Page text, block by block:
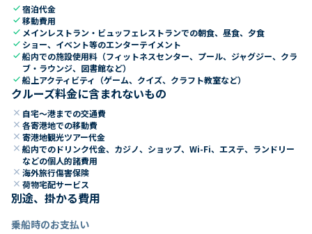
check宿泊代金
check移動費用
check メインレストラン・ビュッフェレストランでの朝食、昼食、夕食
check ショー、イベント等のエンターテイメント
check船内での施設使用料（フィットネスセンター、プール、ジャグジー、クラ
ブ・ラウンジ、図書館など）
check船上アクティビティ（ゲーム、クイズ、クラフト教室など）
クルーズ料金に含まれないもの
close 自宅～港までの交通費
close 各寄港地での移動費
close 寄港地観光ツアー代金
close 船内でのドリンク代金、カジノ、ショップ、Wi-Fi、エステ、ランドリー
などの個人的諸費用
close 海外旅行傷害保険
close 荷物宅配サービス
別途、掛かる費用
乗船時のお支払い